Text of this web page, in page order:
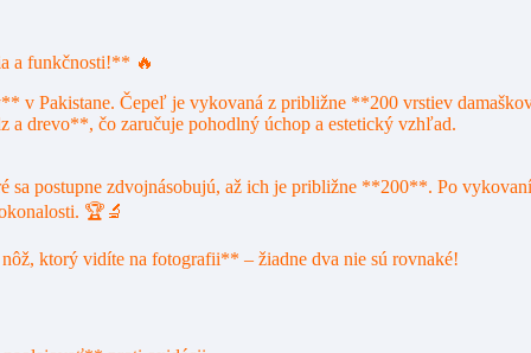
a funkčnosti!** 🔥
v Pakistane. Čepeľ je vykovaná z približne **200 vrstiev
a drevo**, čo zaručuje pohodlný úchop a estetický vzhľad.
sa postupne zdvojnásobujú, až ich je približne **200**. Po
🏆🔬
ktorý vidíte na fotografii** – žiadne dva nie sú rovnaké!